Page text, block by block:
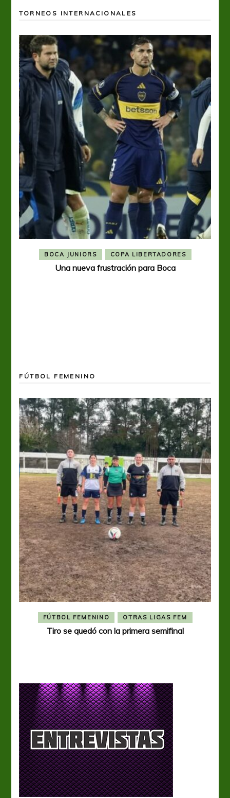
TORNEOS INTERNACIONALES
BOCA JUNIORS COPA LIBERTADORES
Una nueva frustración para Boca
FÚTBOL FEMENINO
FÚTBOL FEMENINO OTRAS LIGAS FEM
Tiro se quedó con la primera semifinal